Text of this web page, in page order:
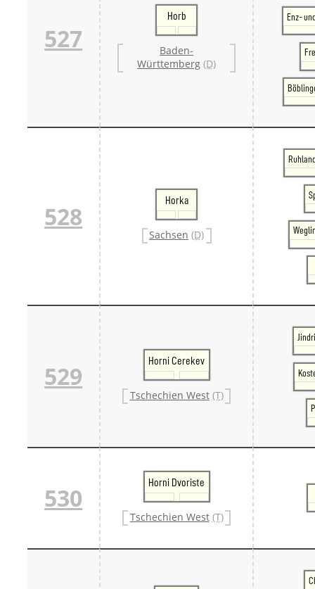
527
Horb
Baden-
Württemberg (D)
Enz-
528
Horka
Sachsen (D)
529
Horni Cerekev
Tschechien West (T)
530
Horni Dvoriste
Tschechien West (T)